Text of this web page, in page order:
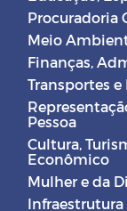
Procuradoria
Meio
Finanças,
Transportes
Pessoa
Cultura,
Econômico
Mulher e da
Infraestrutura